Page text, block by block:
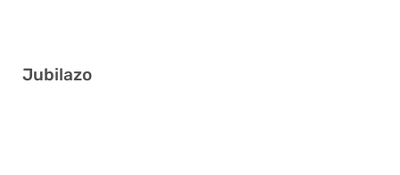
Jubilazo